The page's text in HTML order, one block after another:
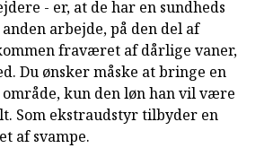
- er, at de har en sundheds
arbejde, på den del af
fraværet af dårlige vaner,
Du ønsker måske at bringe en
kun den løn han vil være
Som ekstraudstyr tilbyder en
af svampe.